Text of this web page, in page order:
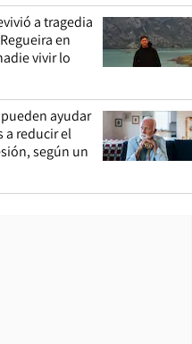
a tragedia
en
vivir lo
ayudar
a reducir el
según un